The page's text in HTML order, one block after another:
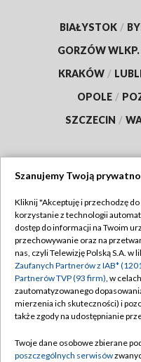
BIAŁYSTOK /
GORZÓW WLKP.
KRAKÓW /
OPOLE /
SZCZECIN /
Abonament TVP
Emisja w TVP
Centrum informacji TVP
Naziemna Telewizja
Rada Programowa
Szanujemy Twoją
Kliknij "Akceptuję i przechodzę
korzystanie z technologii
dostęp do informacji na Twoim
przechowywanie oraz na
nas, czyli Telewizję Polską S.A. w
Zaufanych Partnerów z IAB*
Partnerów TVP (93 firm), w
zautomatyzowanego
mierzenia ich skuteczności) i
także zgody na udostępnianie
Twoje dane osobowe zbierane
poszczególnych serwisów